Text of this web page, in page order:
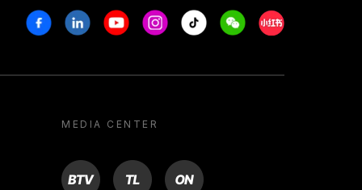
FacebookLinkedinYoutubeInstagram
Tiktok WeechatXiaohongshu/
MEDIA CENTER
BTV TL ON